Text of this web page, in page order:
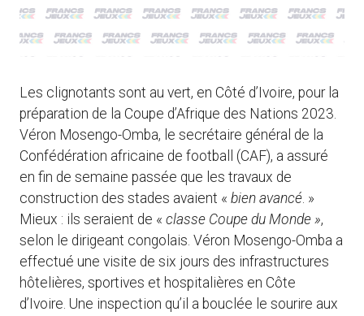
Les clignotants sont au vert, en Côté d’Ivoire, pour la
préparation de la Coupe d’Afrique des Nations 2023.
Véron Mosengo-Omba, le secrétaire général de la
Confédération africaine de football (CAF), a assuré
en fin de semaine passée que les travaux de
construction des stades avaient « bien avancé. »
Mieux : ils seraient de « classe Coupe du Monde »,
selon le dirigeant congolais. Véron Mosengo-Omba a
effectué une visite de six jours des infrastructures
hôtelières, sportives et hospitalières en Côte
d’Ivoire. Une inspection qu’il a bouclée le sourire aux